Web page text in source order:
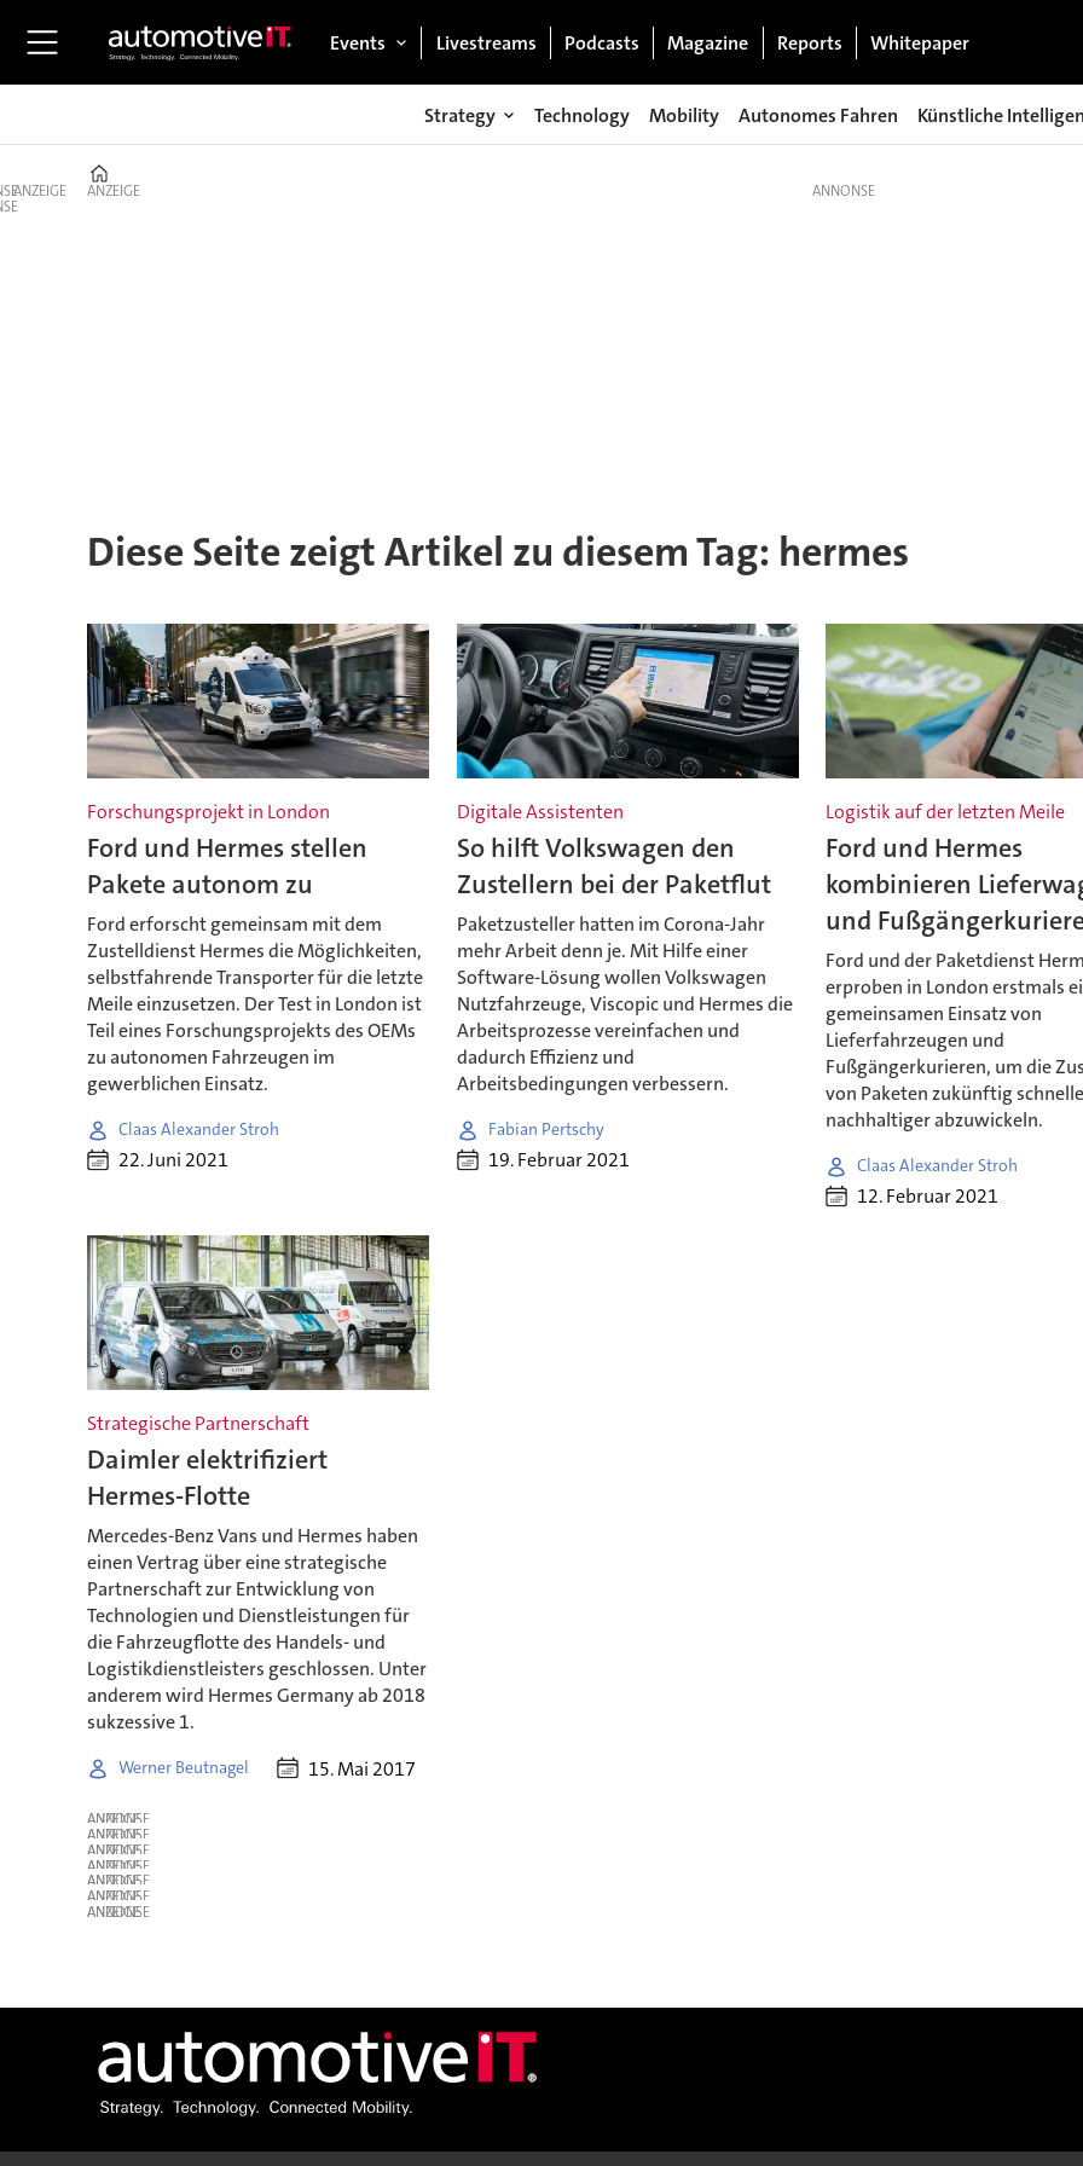
Events Livestreams Podcasts Magazine Reports Whitepaper
Strategy Technology Mobility Autonomes Fahren Künstliche
ANZEIGE ANZEIGE
Diese Seite zeigt Artikel zu diesem Tag: hermes
Forschungsprojekt in London
Ford und Hermes stellen
Pakete autonom zu
Ford erforscht gemeinsam mit dem
Zustelldienst Hermes die Möglichkeiten,
selbstfahrende Transporter für die letzte
Meile einzusetzen. Der Test in London ist
Teil eines Forschungsprojekts des OEMs
zu autonomen Fahrzeugen im
gewerblichen Einsatz.
Claas Alexander Stroh
22. Juni 2021
Digitale Assistenten
So hilft Volkswagen den
Zustellern bei der Paketflut
Paketzusteller hatten im Corona-Jahr
mehr Arbeit denn je. Mit Hilfe einer
Software-Lösung wollen Volkswagen
Nutzfahrzeuge, Viscopic und Hermes die
Arbeitsprozesse vereinfachen und
dadurch Effizienz und
Arbeitsbedingungen verbessern.
Fabian Pertschy
19. Februar 2021
Logistik auf der letzten Meile
Ford und Hermes
kombinieren
und
Ford und der Paketdienst
erproben in London erstmals
gemeinsamen Einsatz von
Lieferfahrzeugen und
Fußgängerkurieren, um die
von Paketen zukünftig
nachhaltiger abzuwickeln.
Claas Alexander Stroh
12. Februar 2021
Strategische Partnerschaft
Daimler elektrifiziert
Hermes-Flotte
Mercedes-Benz Vans und Hermes haben
einen Vertrag über eine strategische
Partnerschaft zur Entwicklung von
Technologien und Dienstleistungen für
die Fahrzeugflotte des Handels- und
Logistikdienstleisters geschlossen. Unter
anderem wird Hermes Germany ab 2018
sukzessive 1.
Werner Beutnagel 15. Mai 2017
ANZEIGE
ANZEIGE
ANZEIGE
ANZEIGE
ANZEIGE
ANZEIGE
ANZEIGE